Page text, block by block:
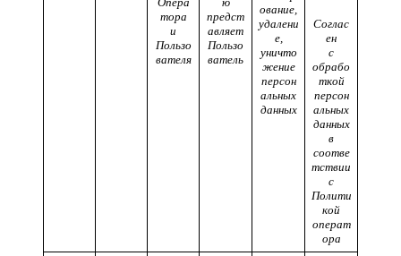
тора
и
Пользо
вателя
предст
авляет
Пользо
ватель
ование,
удалени
е,
уничто
жение
персон
альных
данных
Соглас
ен
с
обрабо
ткой
персон
альных
данных
в
соотве
тствии
с
Полити
кой
операт
ора